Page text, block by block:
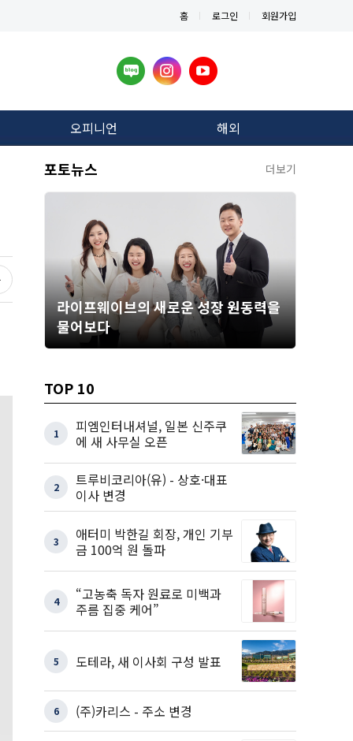
홈 로그인 회원가입
오피니언 해외
포토뉴스 더보기
라이프웨이브의 새로운 성장 원동력을
물어보다
TOP 10
1
피엠인터내셔널, 일본 신주쿠
에 새 사무실 오픈
2
트루비코리아(유) - 상호·대표
이사 변경
3
애터미 박한길 회장, 개인 기부
금 100억 원 돌파
4
“고농축 독자 원료로 미백과
주름 집중 케어”
5 도테라, 새 이사회 구성 발표
6 (주)카리스 - 주소 변경